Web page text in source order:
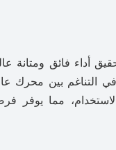
أداء فائق ومتانة
التناغم بين محرك